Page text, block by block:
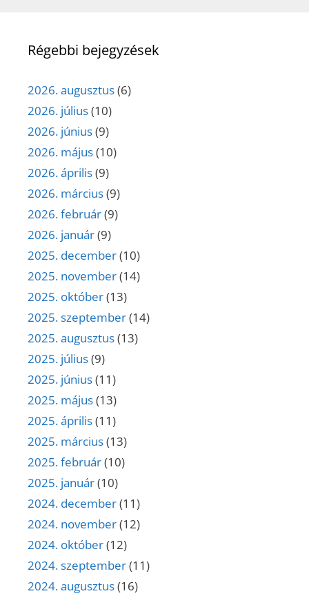
Régebbi bejegyzések
2026. augusztus(6)
2026. július(10)
2026. június(9)
2026. május(10)
2026. április(9)
2026. március(9)
2026. február(9)
2026. január(9)
2025. december(10)
2025. november(14)
2025. október(13)
2025. szeptember(14)
2025. augusztus(13)
2025. július(9)
2025. június(11)
2025. május(13)
2025. április(11)
2025. március(13)
2025. február(10)
2025. január(10)
2024. december(11)
2024. november(12)
2024. október(12)
2024. szeptember(11)
2024. augusztus(16)